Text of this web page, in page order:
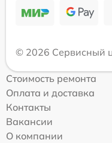
© 2026 Сервисный
Стоимость ремонта
Оплата и доставка
Контакты
Вакансии
О компании